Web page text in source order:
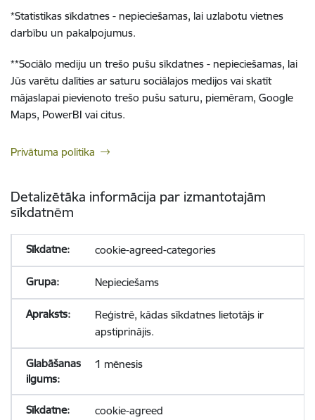
*Statistikas sīkdatnes - nepieciešamas, lai uzlabotu vietnes
darbību un pakalpojumus.
**Sociālo mediju un trešo pušu sīkdatnes - nepieciešamas, lai
Jūs varētu dalīties ar saturu sociālajos medijos vai skatīt
mājaslapai pievienoto trešo pušu saturu, piemēram, Google
Maps, PowerBI vai citus.
Privātuma politika
Detalizētāka informācija par izmantotajām
sīkdatnēm
cookie-agreed-categories
Nepieciešams
Reģistrē, kādas sīkdatnes lietotājs ir
apstiprinājis.
1 mēnesis
cookie-agreed